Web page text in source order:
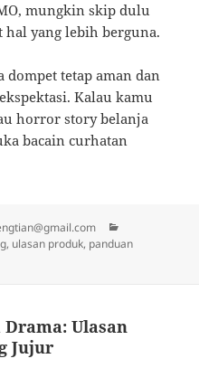
mungkin skip dulu
hal yang lebih berguna.
dompet tetap aman dan
Kalau kamu
horror story belanja
bacain curhatan
ulasan produk, panduan
Ulasan
Jujur